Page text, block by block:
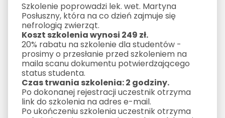
Szkolenie poprowadzi lek. wet. Martyna
Posłuszny, która na co dzień zajmuje się
nefrologią zwierząt.
Koszt szkolenia wynosi 249 zł.
20% rabatu na szkolenie dla studentów -
prosimy o przesłanie przed szkoleniem na
maila scanu dokumentu potwierdzającego
status studenta.
Czas trwania szkolenia: 2 godziny.
Po dokonanej rejestracji uczestnik otrzyma
link do szkolenia na adres e-mail.
Po ukończeniu szkolenia uczestnik otrzyma